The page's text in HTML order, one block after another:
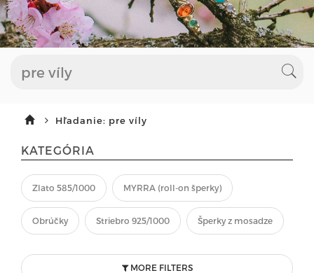
Hľadanie: pre víly
KATEGÓRIA
Zlato 585/1000 MYRRA (roll-on šperky)
Obrúčky Striebro 925/1000 Šperky z mosadze
MORE FILTERS